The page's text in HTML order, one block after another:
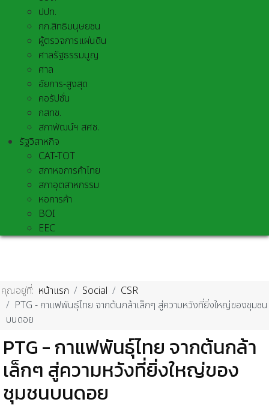
ปปท.
กก.สิทธิมนุษยชน
ผู้ตรวจการแผ่นดิน
ศาลรัฐธรรมนูญ
ศาล
อัยการ-สูงสุด
คอรัปชั่น
กสทช.
สภาพัฒน์ฯ สศช.
รัฐวิสาหกิจ
CAT-TOT
สภาหอการค้าไทย
สภาอุตสาหกรรม
หอการค้า
BOI
EEC
คุณอยู่ที่: หน้าแรก Social
CSR
PTG - กาแฟพันธุ์ไทย จากต้นกล้าเล็กๆ สู่ความหวังที่ยิ่งใหญ่ของชุมชน
บนดอย
PTG - กาแฟพันธุ์ไทย จากต้นกล้า
เล็กๆ สู่ความหวังที่ยิ่งใหญ่ของ
ชุมชนบนดอย